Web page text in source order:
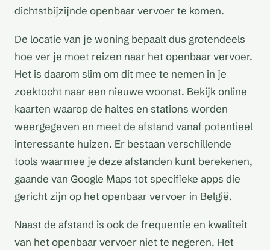
dichtstbijzijnde openbaar vervoer te komen.
De locatie van je woning bepaalt dus grotendeels
hoe ver je moet reizen naar het openbaar vervoer.
Het is daarom slim om dit mee te nemen in je
zoektocht naar een nieuwe woonst. Bekijk online
kaarten waarop de haltes en stations worden
weergegeven en meet de afstand vanaf potentieel
interessante huizen. Er bestaan verschillende
tools waarmee je deze afstanden kunt berekenen,
gaande van Google Maps tot specifieke apps die
gericht zijn op het openbaar vervoer in België.
Naast de afstand is ook de frequentie en kwaliteit
van het openbaar vervoer niet te negeren. Het